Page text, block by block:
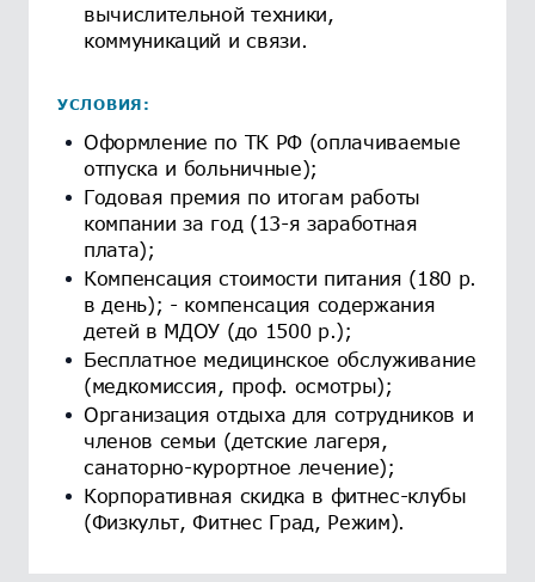
вычислительной техники,
коммуникаций и связи.
УСЛОВИЯ:
Оформление по ТК РФ (оплачиваемые
отпуска и больничные);
Годовая премия по итогам работы
компании за год (13-я заработная
плата);
Компенсация стоимости питания (180 р.
в день); - компенсация содержания
детей в МДОУ (до 1500 р.);
Бесплатное медицинское обслуживание
(медкомиссия, проф. осмотры);
Организация отдыха для сотрудников и
членов семьи (детские лагеря,
санаторно-курортное лечение);
Корпоративная скидка в фитнес-клубы
(Физкульт, Фитнес Град, Режим).